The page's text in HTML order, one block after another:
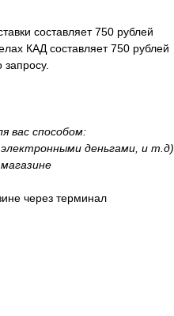
составляет 750 рублей
КАД составляет 750 рублей
вас способом:
деньгами, и т.д)
через терминал